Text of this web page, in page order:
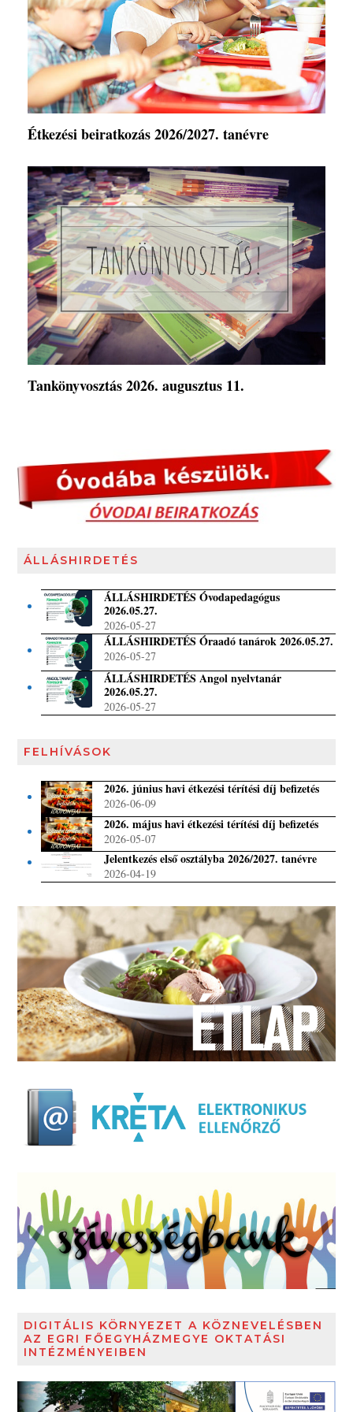
Étkezési beiratkozás 2026/2027. tanévre
Tankönyvosztás 2026. augusztus 11.
ÁLLÁSHIRDETÉS
ÁLLÁSHIRDETÉS Óvodapedagógus
2026.05.27.
2026-05-27
ÁLLÁSHIRDETÉS Óraadó tanárok 2026.05.27.
2026-05-27
ÁLLÁSHIRDETÉS Angol nyelvtanár
2026.05.27.
2026-05-27
FELHÍVÁSOK
2026. június havi étkezési térítési díj befizetés
2026-06-09
2026. május havi étkezési térítési díj befizetés
2026-05-07
Jelentkezés első osztályba 2026/2027. tanévre
2026-04-19
DIGITÁLIS KÖRNYEZET A KÖZNEVELÉSBEN
AZ EGRI FŐEGYHÁZMEGYE OKTATÁSI
INTÉZMÉNYEIBEN